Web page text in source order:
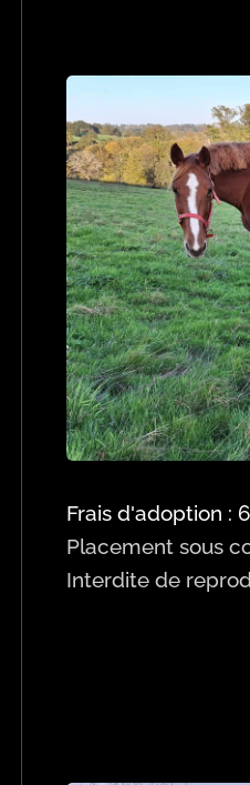
Frais d'adoption :
Placement sous
Interdite de